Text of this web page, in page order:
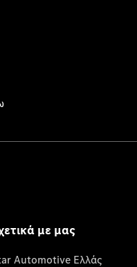
με μας
Automotive Ελλάς